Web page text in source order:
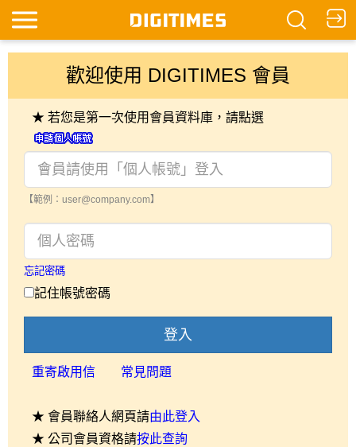
歡迎使用 DIGITIMES 會員
★ 若您是第一次使用會員資料庫，請點選
【範例：user@company.com】
忘記密碼
記住帳號密碼
登入
重寄啟用信 常見問題
★ 會員聯絡人網頁請由此登入
★ 公司會員資格請按此查詢